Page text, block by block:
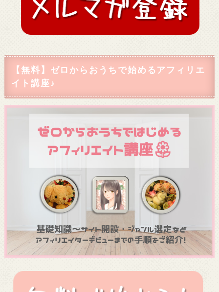
【無料】ゼロからおうちで始めるアフィリエ
イト講座♪